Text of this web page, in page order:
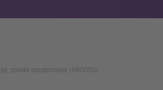
zonder condensator (680095)